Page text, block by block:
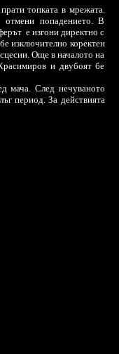
топката в мрежата.
попадението. В
е изгони директно с
изключително коректен
Още в началото на
и двубоят бе
мача. След нечуваното
период. За действията